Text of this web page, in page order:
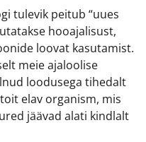
tulevik peitub “uues
hooajalisust,
loovat kasutamist.
meie ajaloolise
loodusega tihedalt
elav organism, mis
jäävad alati kindlalt